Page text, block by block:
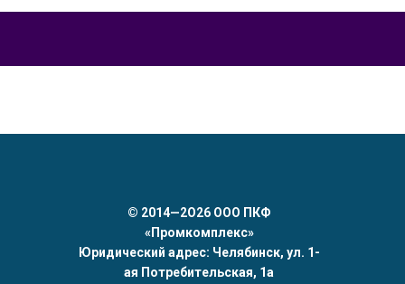
© 2014—2О26 ООО ПКФ
«Промкомплекс»
Юридический адрес: Челябинск, ул. 1-
ая Потребительская, 1а